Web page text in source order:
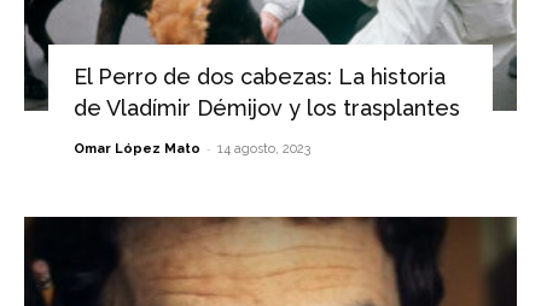
El Perro de dos cabezas: La historia
de Vladímir Démijov y los trasplantes
Omar López Mato - 14 agosto, 2023